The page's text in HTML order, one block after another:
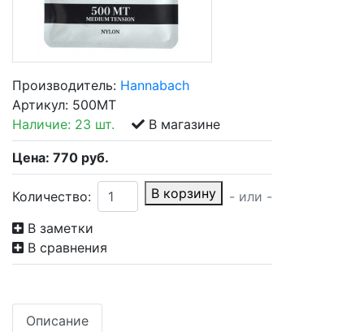
Производитель: Hannabach
Артикул: 500MT
Наличие: 23 шт. В магазине
Цена: 770 руб.
Количество: В корзину
- или -
В заметки
В сравнения
Описание